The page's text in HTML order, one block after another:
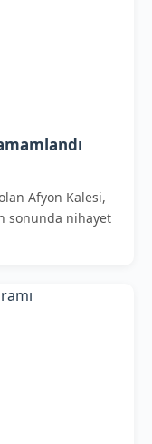
Afyon Kalesi,
sonunda nihayet